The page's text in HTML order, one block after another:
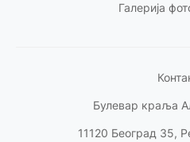
Галерија
Булевар краља
11120 Београд 35,